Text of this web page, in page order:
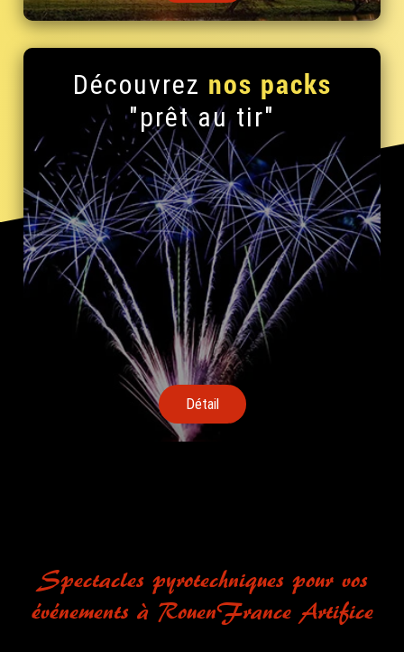
Découvrez nos packs
"prêt au tir"
Détail
Spectacles pyrotechniques pour vos
événements à RouenFrance Artifice